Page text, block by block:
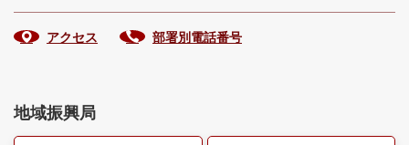
アクセス 部署別電話番号
地域振興局